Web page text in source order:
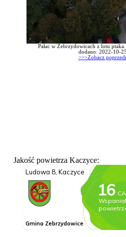
Pałac w Zebrzydowicach z lotu
dodano: 2022-10-
>>>Zobacz
Jakość powietrza Kaczyce: